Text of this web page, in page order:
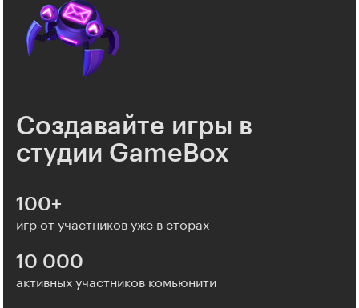
Создавайте игры в
студии GameBox
100+
игр от участников уже в сторах
10 000
активных участников комьюнити